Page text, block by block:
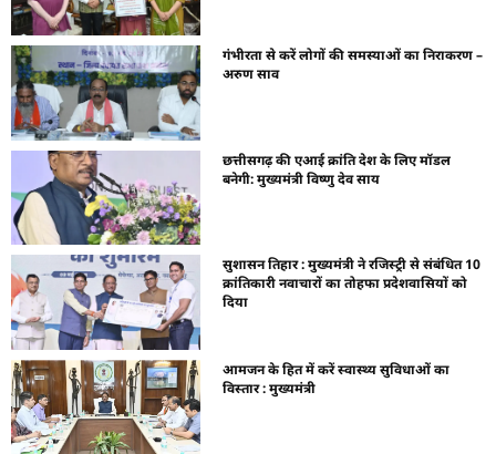
गंभीरता से करें लोगों की समस्याओं का निराकरण –
अरुण साव
छत्तीसगढ़ की एआई क्रांति देश के लिए मॉडल
बनेगी: मुख्यमंत्री विष्णु देव साय
सुशासन तिहार : मुख्यमंत्री ने रजिस्ट्री से संबंधित 10
क्रांतिकारी नवाचारों का तोहफा प्रदेशवासियों को
दिया
आमजन के हित में करें स्वास्थ्य सुविधाओं का
विस्तार : मुख्यमंत्री